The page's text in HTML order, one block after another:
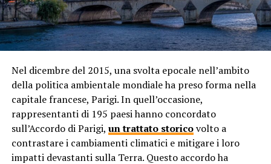
essere consapevoli dei potenziali pericoli e prendere
precauzioni quando si tratta con piante velenose,
specialmente in contesti come giardini pubblici, parchi
naturali o aree selvatiche.
La velenosità delle
piante
è un adattamento evolutivo
che ha lo scopo di proteggerle dai predatori e di
contribuire alla regolazione degli ecosistemi. Sebbene
rappresentino un rischio per la salute umana, le piante
velenose svolgono un ruolo importante nell’equilibrio
della natura. È essenziale rispettare e comprendere
contribuito a arricchire ulteriormente la diversità
culturale e linguistica della regione, portando influenze
da Europa, Asia, Africa e oltre.
Isolamento Geografico
Nonostante la crescente globalizzazione, molte isole
dell’Oceania rimangono relativamente isolate
geograficamente. Questo isolamento ha contribuito a
preservare le tradizioni culturali e le lingue delle
comunità locali, consentendo loro di sviluppare identità
distintive nel corso dei secoli.
Nel dicembre del 2015, una svolta epocale nell’ambito
della politica ambientale mondiale ha preso forma nella
capitale francese, Parigi. In quell’occasione,
rappresentanti di 195 paesi hanno concordato
sull’Accordo di Parigi, un trattato storicovolto a
contrastare i cambiamenti climatici e mitigare i loro
impatti devastanti sulla Terra. Questo accordo ha